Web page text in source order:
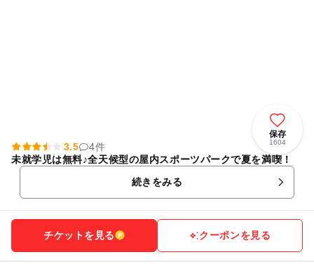
保存
1604
3.5
4件
未就学児は無料♪全天候型の屋内スポーツパークで夏を満喫！
続きをみる
チケットを見る クーポンを見る